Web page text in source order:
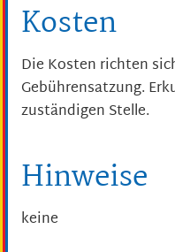
Kosten
Die Kosten richten
Gebührensatzung.
zuständigen Stelle.
Hinweise
keine